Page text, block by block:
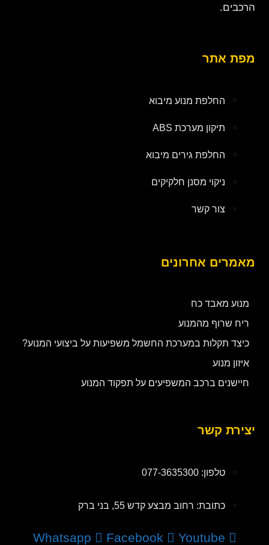
הרכבים.
מפת אתר
החלפת מנוע מיבוא
תיקון מערכת ABS
החלפת גירים מיבוא
ניקוי מסנן חלקיקים
צור קשר
מאמרים אחרונים
מנוע מאבד כח
ריח שרוף מהמנוע
כיצד תקלות במערכת החשמל משפיעות על ביצועי המנוע?
איזון מנוע
חיישנים ברכב המשפיעים על תפקוד המנוע
יצירת קשר
טלפון: 077-3635300
כתובת: רחוב מבצע קדש 55, בני ברק
Whatsapp Facebook
Youtube